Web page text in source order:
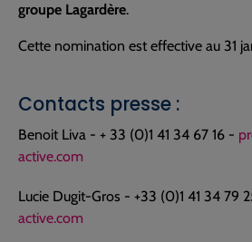
groupe Lagardère.
Cette nomination est effective au 31
Contacts presse :
Benoit Liva - + 33 (0)1 41 34 67 16 -
active.com
Lucie Dugit-Gros - +33 (0)1 41 34 79
active.com